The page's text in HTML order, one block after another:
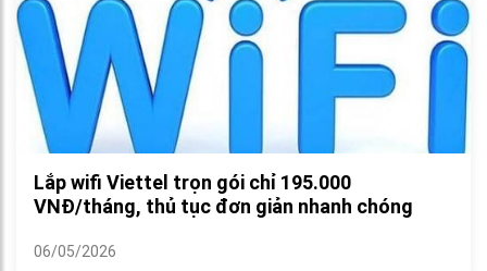
Lắp wifi Viettel trọn gói chỉ 195.000
VNĐ/tháng, thủ tục đơn giản nhanh chóng
06/05/2026